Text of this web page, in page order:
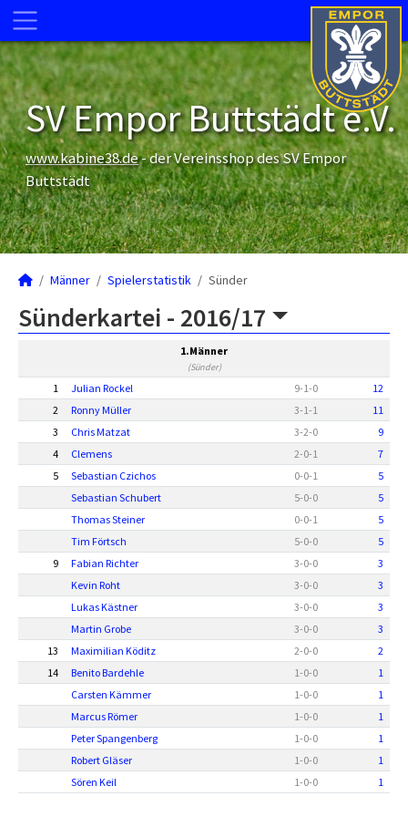
SV Empor Buttstädt e.V.
www.kabine38.de- der Vereinsshop des SV Empor
Buttstädt
Männer Spielerstatistik Sünder
Sünderkartei - 2016/17
1.Männer
(Sünder)
1 Julian Rockel 9-1-0
12
2
Ronny Müller 3-1-1
11
3
Chris Matzat 3-2-0
9
4
Clemens 2-0-1
7
5
Sebastian Czichos 0-0-1
5
Sebastian Schubert
5-0-0
5
Thomas Steiner
0-0-1
5
Tim Förtsch
5-0-0
5
9
Fabian Richter 3-0-0
3
Kevin Roht
3-0-0
3
Lukas Kästner
3-0-0
3
Martin Grobe
3-0-0
3
13
Maximilian Köditz 2-0-0
2
14
Benito Bardehle 1-0-0
1
Carsten Kämmer
1-0-0
1
Marcus Römer
1-0-0
1
Peter Spangenberg
1-0-0
1
Robert Gläser
1-0-0
1
Sören Keil
1-0-0 1